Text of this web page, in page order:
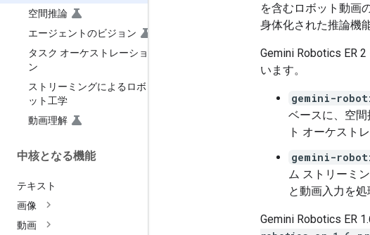
空間推論
エージェントのビジョン
タスク オーケストレーショ
ン
ストリーミングによるロボ
ット工学
動画理解
中核となる機能
テキスト
画像
動画
を含むロボット動画
身体化された推論機
Gemini Robotics ER
います。
gemini-
ベースに、空
ト オーケスト
gemini-
ム ストリーミ
と動画入力を
Gemini Robotics ER